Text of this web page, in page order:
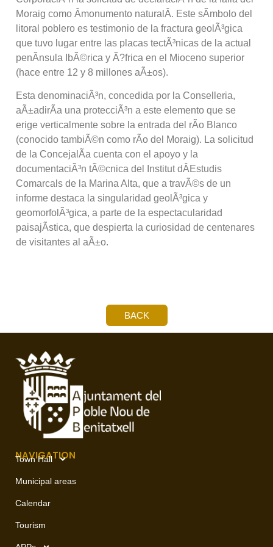
Moraig como Âmonumento naturalÂ. Este sÃ­mbolo del
litoral poblero es testimonio de la fractura geolÃ³gica
que tuvo lugar entre las placas tectÃ³nicas de la actual
penÃ­nsula IbÃ©rica y Ã?frica en el Mioceno superior
(hace entre 12 y 8 millones aÃ±os).
Esta denominaciÃ³n, concedida por la Conselleria,
aÃ±adirÃ­a una protecciÃ³n a este elemento que se
erige verticalmente sobre la entrada del rÃ­o Blanco
(conocido tambiÃ©n como rÃ­o del Moraig). La solicitud
de la ConcejalÃ­a cuenta con el apoyo y la
documentaciÃ³n tÃ©cnica del Institut dÂEstudis
Comarcals de la Marina Alta, que a travÃ©s de un
informe destaca la singularidad geolÃ³gica y
geomorfolÃ³gica, a parte de la espectacularidad
paisajÃ­stica, que despierta la curiosidad de centenares
de visitantes al aÃ±o.
BACK
NAVIGATION
Town Hall
Municipal areas
Calendar
Tourism